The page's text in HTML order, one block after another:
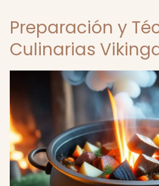
Preparación y
Culinarias